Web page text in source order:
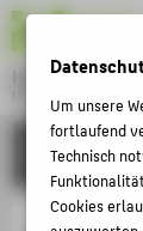
Hochschule für
University of
Menu
FORSCHUNG
Um unsere
fortlaufend
Technisch
Cookies